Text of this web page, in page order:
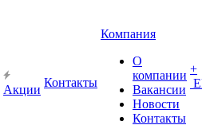
Акции
Контакты
Компания
О
компании
Вакансии
Новости
Контакты
+